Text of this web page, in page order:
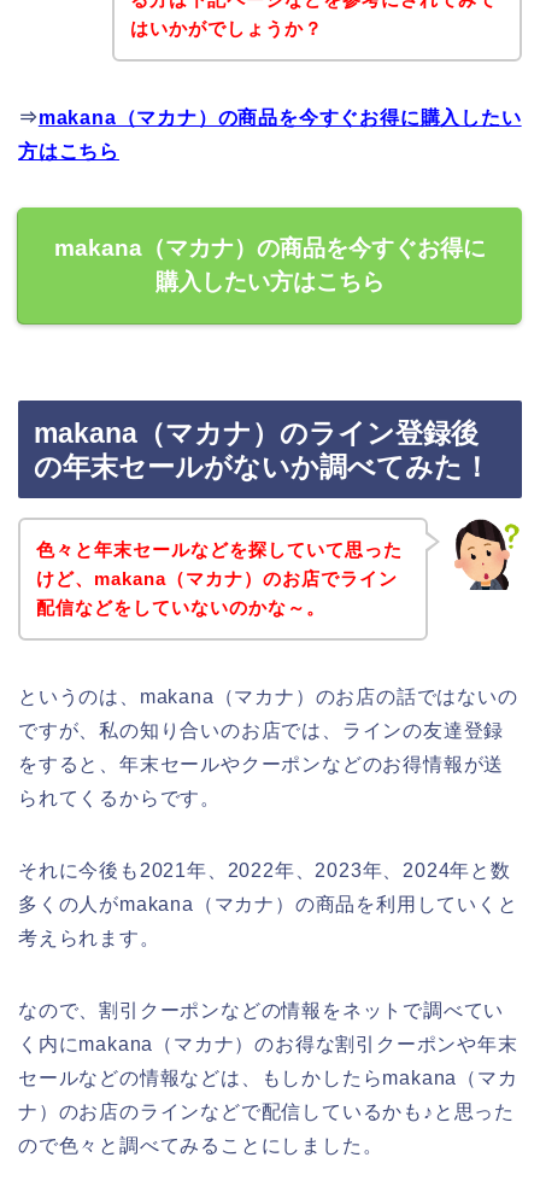
はいかがでしょうか？
⇒makana（マカナ）の商品を今すぐお得に購入したい
方はこちら
makana（マカナ）の商品を今すぐお得に
購入したい方はこちら
makana（マカナ）のライン登録後
の年末セールがないか調べてみた！
色々と年末セールなどを探していて思った
けど、makana（マカナ）のお店でライン
配信などをしていないのかな～。
というのは、makana（マカナ）のお店の話ではないの
ですが、私の知り合いのお店では、ラインの友達登録
をすると、年末セールやクーポンなどのお得情報が送
られてくるからです。
それに今後も2021年、2022年、2023年、2024年と数
多くの人がmakana（マカナ）の商品を利用していくと
考えられます。
なので、割引クーポンなどの情報をネットで調べてい
く内にmakana（マカナ）のお得な割引クーポンや年末
セールなどの情報などは、もしかしたらmakana（マカ
ナ）のお店のラインなどで配信しているかも♪と思った
ので色々と調べてみることにしました。